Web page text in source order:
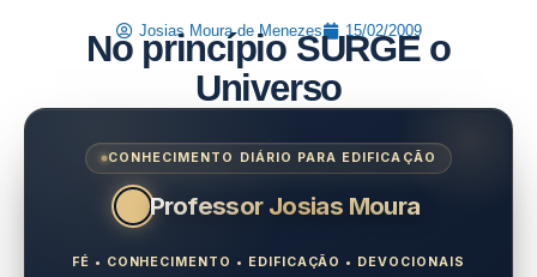
Josias Moura de Menezes 15/02/2009
No princípio SURGE o
Universo
CONHECIMENTO DIÁRIO PARA EDIFICAÇÃO
Professor Josias Moura
FÉ • CONHECIMENTO • EDIFICAÇÃO • DEVOCIONAIS